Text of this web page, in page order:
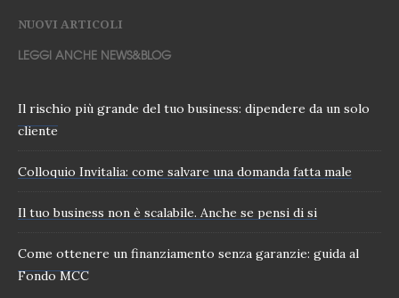
NUOVI ARTICOLI
LEGGI ANCHE NEWS&BLOG
Il rischio più grande del tuo business: dipendere da un solo
cliente
Colloquio Invitalia: come salvare una domanda fatta male
Il tuo business non è scalabile. Anche se pensi di si
Come ottenere un finanziamento senza garanzie: guida al
Fondo MCC